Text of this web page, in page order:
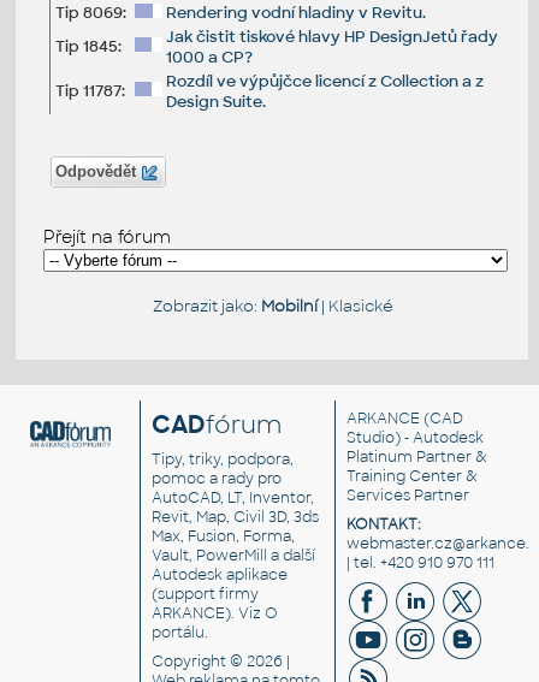
Tip 8069:
Rendering vodní hladiny v Revitu.
Tip 1845:
Jak čistit tiskové hlavy HP DesignJetů řady
1000 a CP?
Tip 11787:
Rozdíl ve výpůjčce licencí z Collection a z
Design Suite.
Odpovědět
Přejít na fórum
Zobrazit jako: Mobilní| Klasické
CADfórum
Tipy, triky, podpora,
pomoc a rady pro
AutoCAD, LT, Inventor,
Revit, Map, Civil 3D, 3ds
Max, Fusion, Forma,
Vault, PowerMill a další
Autodesk aplikace
(support firmy
ARKANCE). VizO
portálu.
Copyright © 2026 |
ARKANCE (CAD
Studio) - Autodesk
Platinum Partner &
Training Center &
Services Partner
KONTAKT:
| tel. +420 910 970 111